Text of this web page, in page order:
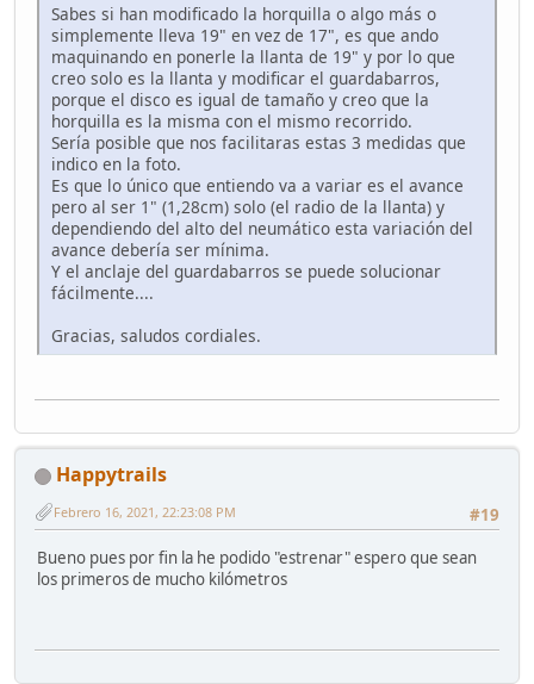
Sabes si han modificado la horquilla o algo más o
simplemente lleva 19" en vez de 17", es que ando
maquinando en ponerle la llanta de 19" y por lo que
creo solo es la llanta y modificar el guardabarros,
porque el disco es igual de tamaño y creo que la
horquilla es la misma con el mismo recorrido.
Sería posible que nos facilitaras estas 3 medidas que
indico en la foto.
Es que lo único que entiendo va a variar es el avance
pero al ser 1" (1,28cm) solo (el radio de la llanta) y
dependiendo del alto del neumático esta variación del
avance debería ser mínima.
Y el anclaje del guardabarros se puede solucionar
fácilmente....
Gracias, saludos cordiales.
Happytrails
#19
Febrero 16, 2021, 22:23:08 PM
Bueno pues por fin la he podido "estrenar" espero que sean
los primeros de mucho kilómetros